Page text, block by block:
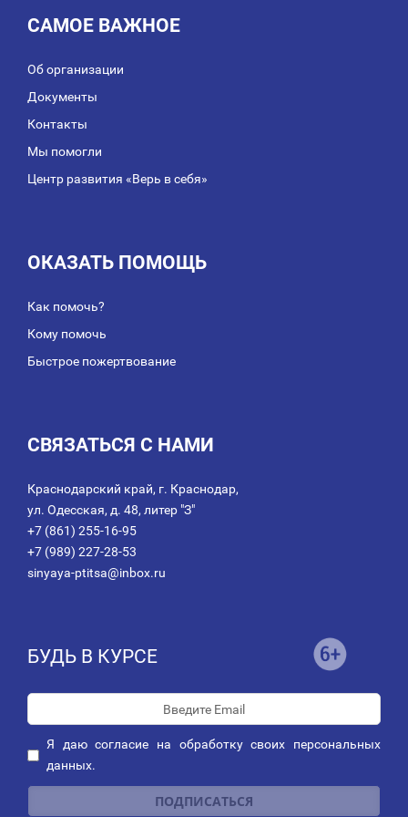
САМОЕ ВАЖНОЕ
Об организации
Документы
Контакты
Мы помогли
Центр развития «Верь в себя»
ОКАЗАТЬ ПОМОЩЬ
Как помочь?
Кому помочь
Быстрое пожертвование
СВЯЗАТЬСЯ С НАМИ
Краснодарский край, г. Краснодар,
ул. Одесская, д. 48, литер "З"
+7 (861) 255-16-95
+7 (989) 227-28-53
sinyaya-ptitsa@inbox.ru
БУДЬ В КУРСЕ
Я даюсогласие на обработку своих персональных
данных.